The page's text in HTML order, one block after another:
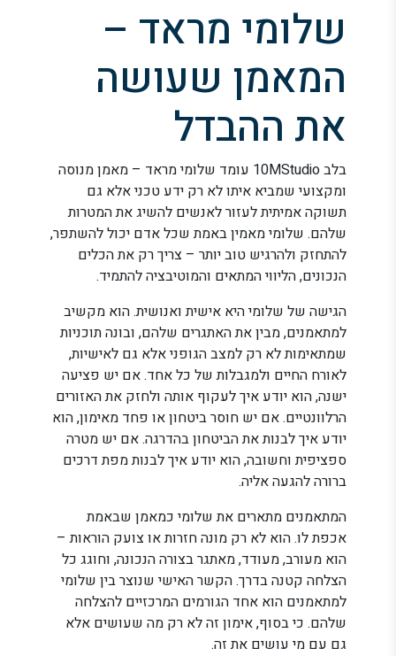
שלומי מראד –
המאמן שעושה
את ההבדל
בלב 10MStudio עומד שלומי מראד – מאמן מנוסה
ומקצועי שמביא איתו לא רק ידע טכני אלא גם
תשוקה אמיתית לעזור לאנשים להשיג את המטרות
שלהם. שלומי מאמין באמת שכל אדם יכול להשתפר,
להתחזק ולהרגיש טוב יותר – צריך רק את הכלים
הנכונים, הליווי המתאים והמוטיבציה להתמיד.
הגישה של שלומי היא אישית ואנושית. הוא מקשיב
למתאמנים, מבין את האתגרים שלהם, ובונה תוכניות
שמתאימות לא רק למצב הגופני אלא גם לאישיות,
לאורח החיים ולמגבלות של כל אחד. אם יש פציעה
ישנה, הוא יודע איך לעקוף אותה ולחזק את האזורים
הרלוונטיים. אם יש חוסר ביטחון או פחד מאימון, הוא
יודע איך לבנות את הביטחון בהדרגה. אם יש מטרה
ספציפית וחשובה, הוא יודע איך לבנות מפת דרכים
ברורה להגעה אליה.
המתאמנים מתארים את שלומי כמאמן שבאמת
אכפת לו. הוא לא רק מונה חזרות או צועק הוראות –
הוא מעורב, מעודד, מאתגר בצורה הנכונה, וחוגג כל
הצלחה קטנה בדרך. הקשר האישי שנוצר בין שלומי
למתאמנים הוא אחד הגורמים המרכזיים להצלחה
שלהם. כי בסוף, אימון זה לא רק מה שעושים אלא
גם עם מי עושים את זה.